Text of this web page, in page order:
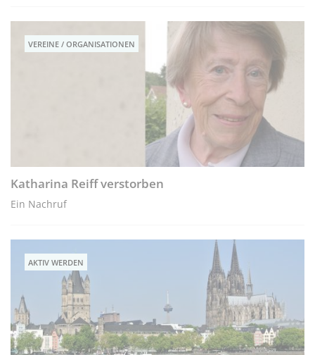
VEREINE / ORGANISATIONEN
Katharina Reiff verstorben
Ein Nachruf
AKTIV WERDEN